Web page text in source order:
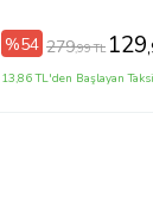
%54 279,99 TL 129
13,86 TL'den Başlayan